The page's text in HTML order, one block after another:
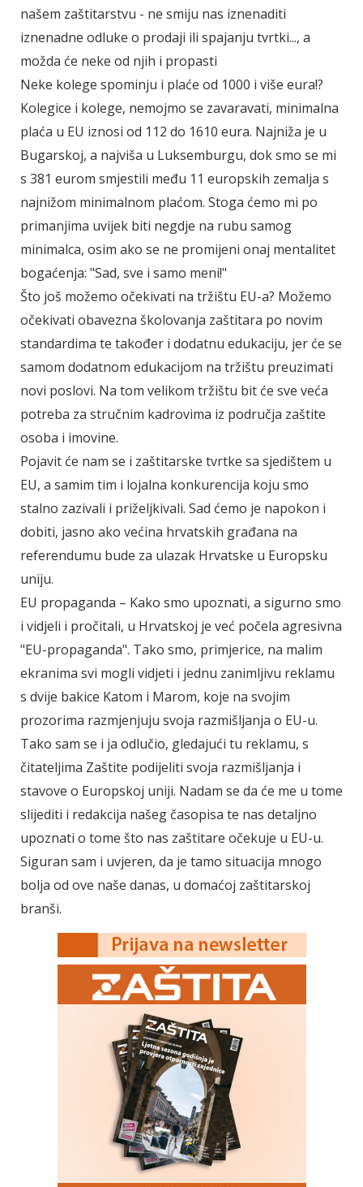
našem zaštitarstvu - ne smiju nas iznenaditi
iznenadne odluke o prodaji ili spajanju tvrtki..., a
možda će neke od njih i propasti
Neke kolege spominju i plaće od 1000 i više eura!?
Kolegice i kolege, nemojmo se zavaravati, minimalna
plaća u EU iznosi od 112 do 1610 eura. Najniža je u
Bugarskoj, a najviša u Luksemburgu, dok smo se mi
s 381 eurom smjestili među 11 europskih zemalja s
najnižom minimalnom plaćom. Stoga ćemo mi po
primanjima uvijek biti negdje na rubu samog
minimalca, osim ako se ne promijeni onaj mentalitet
bogaćenja: "Sad, sve i samo meni!"
Što još možemo očekivati na tržištu EU-a? Možemo
očekivati obavezna školovanja zaštitara po novim
standardima te također i dodatnu edukaciju, jer će se
samom dodatnom edukacijom na tržištu preuzimati
novi poslovi. Na tom velikom tržištu bit će sve veća
potreba za stručnim kadrovima iz područja zaštite
osoba i imovine.
Pojavit će nam se i zaštitarske tvrtke sa sjedištem u
EU, a samim tim i lojalna konkurencija koju smo
stalno zazivali i priželjkivali. Sad ćemo je napokon i
dobiti, jasno ako većina hrvatskih građana na
referendumu bude za ulazak Hrvatske u Europsku
uniju.
EU propaganda – Kako smo upoznati, a sigurno smo
i vidjeli i pročitali, u Hrvatskoj je već počela agresivna
"EU-propaganda". Tako smo, primjerice, na malim
ekranima svi mogli vidjeti i jednu zanimljivu reklamu
s dvije bakice Katom i Marom, koje na svojim
prozorima razmjenjuju svoja razmišljanja o EU-u.
Tako sam se i ja odlučio, gledajući tu reklamu, s
čitateljima Zaštite podijeliti svoja razmišljanja i
stavove o Europskoj uniji. Nadam se da će me u tome
slijediti i redakcija našeg časopisa te nas detaljno
upoznati o tome što nas zaštitare očekuje u EU-u.
Siguran sam i uvjeren, da je tamo situacija mnogo
bolja od ove naše danas, u domaćoj zaštitarskoj
branši.